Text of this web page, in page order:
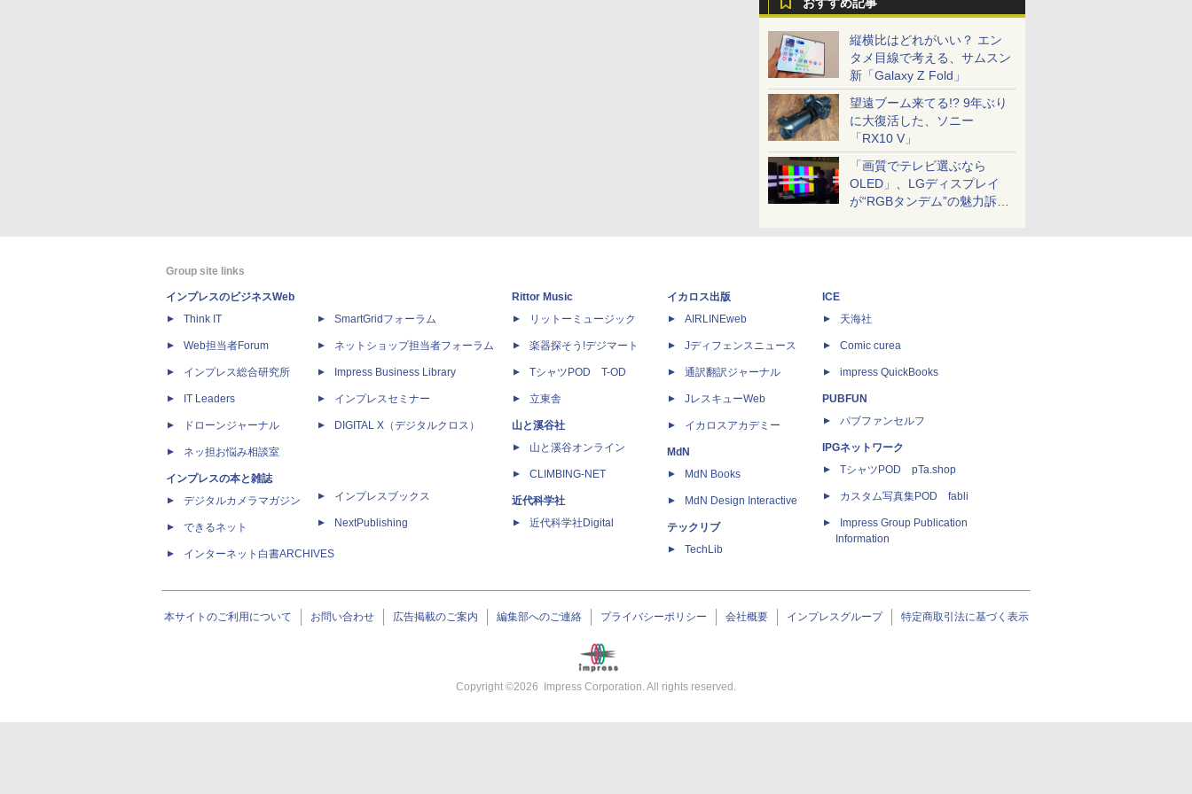
縦横比はどれがいい？ エン
タメ目線で考える、サムスン
新「Galaxy Z Fold」
望遠ブーム来てる!? 9年ぶり
に大復活した、ソニー
「RX10 V」
「画質でテレビ選ぶなら
OLED」、LGディスプレイ
が“RGBタンデム”の魅力訴
Group site links
インプレスのビジネスWeb
Think IT
Web担当者Forum
インプレス総合研究所
IT Leaders
ドローンジャーナル
ネッ担お悩み相談室
インプレスの本と雑誌
デジタルカメラマガジン
できるネット
インターネット白書ARCHIVES
SmartGridフォーラム
ネットショップ担当者フォーラム
Impress Business Library
インプレスセミナー
DIGITAL X（デジタルクロス）
インプレスブックス
NextPublishing
Rittor Music
リットーミュージック
楽器探そう!デジマート
TシャツPOD T-OD
立東舎
山と溪谷社
山と溪谷オンライン
CLIMBING-NET
近代科学社
近代科学社Digital
イカロス出版
AIRLINEweb
Jディフェンスニュース
通訳翻訳ジャーナル
JレスキューWeb
イカロスアカデミー
MdN
MdN Books
MdN Design Interactive
テックリブ
TechLib
ICE
天海社
Comic curea
impress QuickBooks
PUBFUN
パブファンセルフ
IPGネットワーク
TシャツPOD pTa.shop
カスタム写真集POD fabli
Impress Group Publication
Information
本サイトのご利用について お問い合わせ 広告掲載のご案内 編集部へのご連絡 プライバシーポリシー 会社概要 インプレスグループ 特定商取引法に基づく表示
Copyright ©2026 Impress Corporation. All rights reserved.